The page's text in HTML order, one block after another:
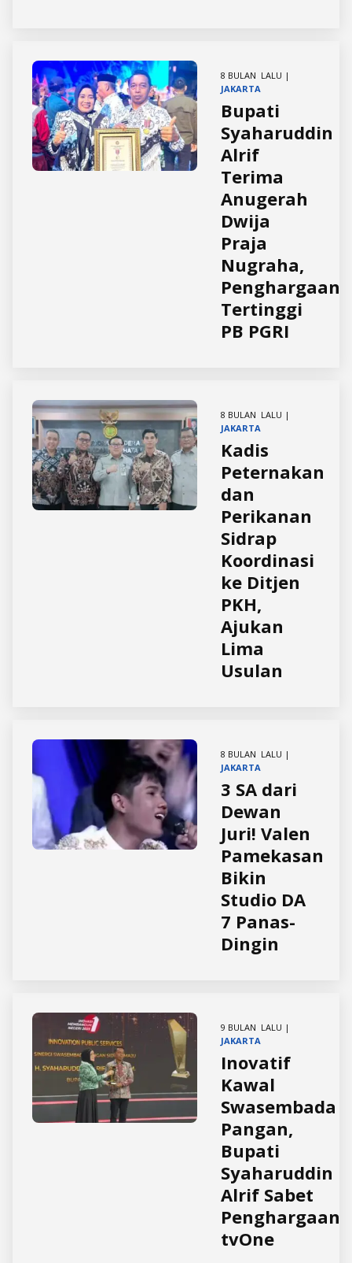
8 BULAN LALU |
JAKARTA
Bupati
Syaharuddin
Alrif
Terima
Anugerah
Dwija
Praja
Nugraha,
Penghargaan
Tertinggi
PB PGRI
8 BULAN LALU |
JAKARTA
Kadis
Peternakan
dan
Perikanan
Sidrap
Koordinasi
ke Ditjen
PKH,
Ajukan
Lima
Usulan
8 BULAN LALU |
JAKARTA
3 SA dari
Dewan
Juri! Valen
Pamekasan
Bikin
Studio DA
7 Panas-
Dingin
9 BULAN LALU |
JAKARTA
Inovatif
Kawal
Swasembada
Pangan,
Bupati
Syaharuddin
Alrif Sabet
Penghargaan
tvOne